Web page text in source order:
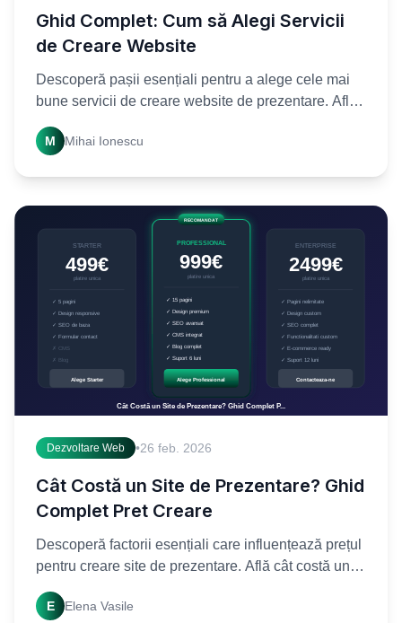
Ghid Complet: Cum să Alegi Servicii
de Creare Website
Descoperă pașii esențiali pentru a alege cele mai
bune servicii de creare website de prezentare. Află
reprezintă
M Mihai Ionescu
Dezvoltare Web •26 feb. 2026
Cât Costă un Site de Prezentare? Ghid
Complet Pret Creare
Descoperă factorii esențiali care influențează prețul
pentru creare site de prezentare. Află cât costă un
E Elena Vasile